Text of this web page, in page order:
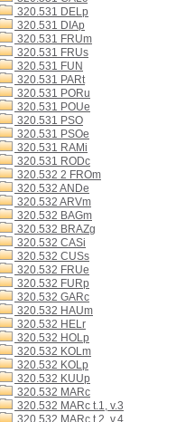
320.531 DELp
320.531 DIAp
320.531 FRUm
320.531 FRUs
320.531 FUN
320.531 PARt
320.531 PORu
320.531 POUe
320.531 PSO
320.531 PSOe
320.531 RAMi
320.531 RODc
320.532 2 FROm
320.532 ANDe
320.532 ARVm
320.532 BAGm
320.532 BRAZg
320.532 CASi
320.532 CUSs
320.532 FRUe
320.532 FURp
320.532 GARc
320.532 HAUm
320.532 HELr
320.532 HOLp
320.532 KOLm
320.532 KOLp
320.532 KUUp
320.532 MARc
320.532 MARc t.1, v.3
320.532 MARc t.2, v.4